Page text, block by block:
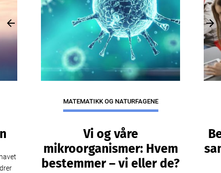
Previous
MATEMATIKK OG NATURFAGENE
Vi og våre
mikroorganismer: Hvem
bestemmer – vi eller de?